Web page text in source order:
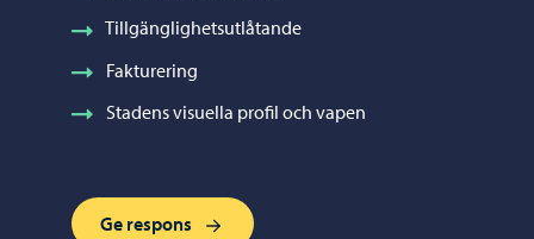
Tillgänglighetsutlåtande
Fakturering
Stadens visuella profil och vapen
Ge respons